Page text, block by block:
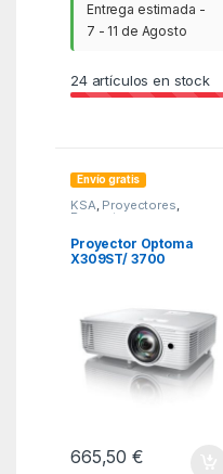
Entrega estimada -
7 - 11 de Agosto
24artículos en stock
Envío gratis
KSA, Proyectores,
Proyectores
Proyector Optoma
X309ST/ 3700
665,50€